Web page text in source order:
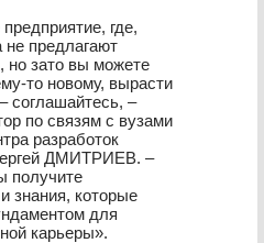
где,
не предлагают
но зато вы можете
то новому, вырасти
соглашайтесь, –
по связям с вузами
разработок
ДМИТРИЕВ. –
получите
знания, которые
для
карьеры».